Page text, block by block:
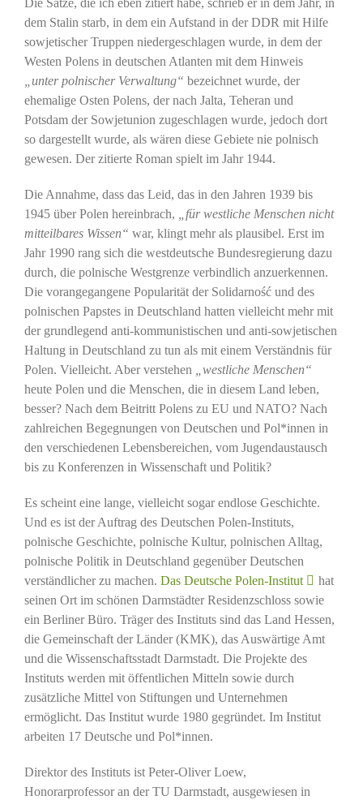
Die Sätze, die ich eben zitiert habe, schrieb er in dem Jahr, in
dem Stalin starb, in dem ein Aufstand in der DDR mit Hilfe
sowjetischer Truppen niedergeschlagen wurde, in dem der
Westen Polens in deutschen Atlanten mit dem Hinweis
„unter polnischer Verwaltung“ bezeichnet wurde, der
ehemalige Osten Polens, der nach Jalta, Teheran und
Potsdam der Sowjetunion zugeschlagen wurde, jedoch dort
so dargestellt wurde, als wären diese Gebiete nie polnisch
gewesen. Der zitierte Roman spielt im Jahr 1944.
Die Annahme, dass das Leid, das in den Jahren 1939 bis
1945 über Polen hereinbrach, „für westliche Menschen nicht
mitteilbares Wissen“ war, klingt mehr als plausibel. Erst im
Jahr 1990 rang sich die westdeutsche Bundesregierung dazu
durch, die polnische Westgrenze verbindlich anzuerkennen.
Die vorangegangene Popularität der Solidarność und des
polnischen Papstes in Deutschland hatten vielleicht mehr mit
der grundlegend anti-kommunistischen und anti-sowjetischen
Haltung in Deutschland zu tun als mit einem Verständnis für
Polen. Vielleicht. Aber verstehen „westliche Menschen“
heute Polen und die Menschen, die in diesem Land leben,
besser? Nach dem Beitritt Polens zu EU und NATO? Nach
zahlreichen Begegnungen von Deutschen und Pol*innen in
den verschiedenen Lebensbereichen, vom Jugendaustausch
bis zu Konferenzen in Wissenschaft und Politik?
Es scheint eine lange, vielleicht sogar endlose Geschichte.
Und es ist der Auftrag des Deutschen Polen-Instituts,
polnische Geschichte, polnische Kultur, polnischen Alltag,
polnische Politik in Deutschland gegenüber Deutschen
verständlicher zu machen. Das Deutsche Polen-Institut
hat
seinen Ort im schönen Darmstädter Residenzschloss sowie
ein Berliner Büro. Träger des Instituts sind das Land Hessen,
die Gemeinschaft der Länder (KMK), das Auswärtige Amt
und die Wissenschaftsstadt Darmstadt. Die Projekte des
Instituts werden mit öffentlichen Mitteln sowie durch
zusätzliche Mittel von Stiftungen und Unternehmen
ermöglicht. Das Institut wurde 1980 gegründet. Im Institut
arbeiten 17 Deutsche und Pol*innen.
Direktor des Instituts ist Peter-Oliver Loew,
Honorarprofessor an der TU Darmstadt, ausgewiesen in